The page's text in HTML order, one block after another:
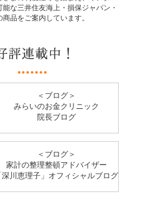
能な三井住友海上・損保ジャパン・
品をご案内しています。
＜ブログ＞
みらいのお金クリニック
院長ブログ
＜ブログ＞
家計の整理整頓アドバイザー
深川恵理子」オフィシャルブログ